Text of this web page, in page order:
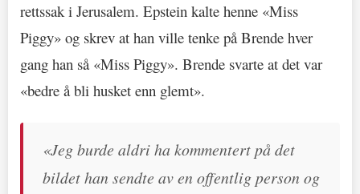
rettssak i Jerusalem. Epstein kalte henne «Miss
Piggy» og skrev at han ville tenke på Brende hver
gang han så «Miss Piggy». Brende svarte at det var
«bedre å bli husket enn glemt».
«Jeg burde aldri ha kommentert på det
bildet han sendte av en offentlig person og